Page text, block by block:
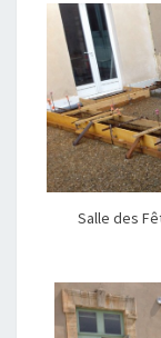
Salle des